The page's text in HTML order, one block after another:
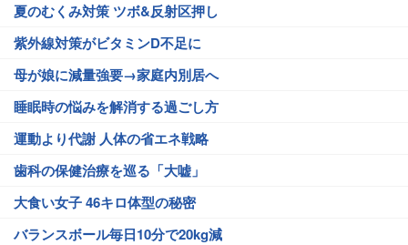
夏のむくみ対策 ツボ&反射区押し
紫外線対策がビタミンD不足に
母が娘に減量強要→家庭内別居へ
睡眠時の悩みを解消する過ごし方
運動より代謝 人体の省エネ戦略
歯科の保健治療を巡る「大嘘」
大食い女子 46キロ体型の秘密
バランスボール毎日10分で20kg減